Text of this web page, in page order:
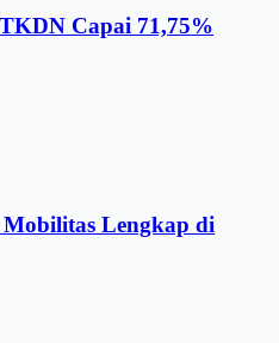
Capai 71,75%
Lengkap di